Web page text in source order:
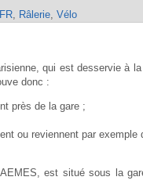
, Râlerie, Vélo
qui est desservie à
donc :
près de la gare ;
ou reviennent par exemple
est situé sous la